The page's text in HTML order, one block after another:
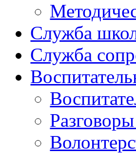
Служба
Служба